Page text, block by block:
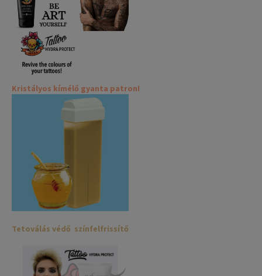
Kristályos kímélő gyanta patron!
Tetoválás védő színfelfrissítő